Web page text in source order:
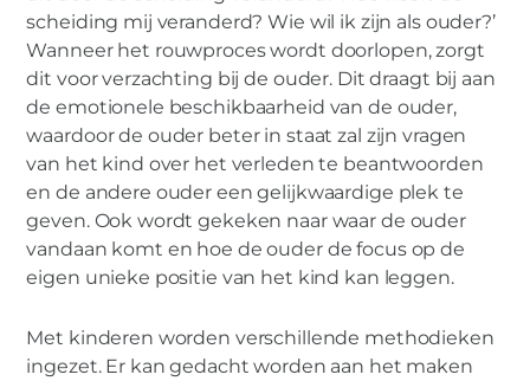
scheiding mij veranderd? Wie wil ik zijn als ouder?’
Wanneer het rouwproces wordt doorlopen, zorgt
dit voor verzachting bij de ouder. Dit draagt bij aan
de emotionele beschikbaarheid van de ouder,
waardoor de ouder beter in staat zal zijn vragen
van het kind over het verleden te beantwoorden
en de andere ouder een gelijkwaardige plek te
geven. Ook wordt gekeken naar waar de ouder
vandaan komt en hoe de ouder de focus op de
eigen unieke positie van het kind kan leggen.
Met kinderen worden verschillende methodieken
ingezet. Er kan gedacht worden aan het maken